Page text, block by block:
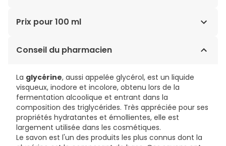
AQUA (WATER), ZINC OXIDE, CAPRYLIC/CAPRIC
CERA ALBA (BEESWAX), PERSEA GRATISSIMA (AVOCADO)
UNSAPONIFIABLES, MAGNESIUM SULFATE, STEARALKONIUM
HECTORITE, LEVULINIC ACID, CAPRYLYL GLYCOL,
CAPRYLOYL GLYCINE, SODIUM LEVULINATE, UNDECYL
DIMETHYL OXAZOLINE, PROPYLENE CARBONATE, PERSEA
GRATISSIMA (AVOCADO) FRUIT EXTRACT.
Prix pour 100 ml
6,85€ / 100 ml
Conseil du pharmacien
La glycérine, aussi appelée glycérol, est un liquide
visqueux, inodore et incolore, obtenu lors de la
fermentation alcoolique et entrant dans la
composition des triglycérides. Très appréciée pour ses
propriétés hydratantes et émollientes, elle est
largement utilisée dans les cosmétiques.
Le savon est l'un des produits les plus connus dont la